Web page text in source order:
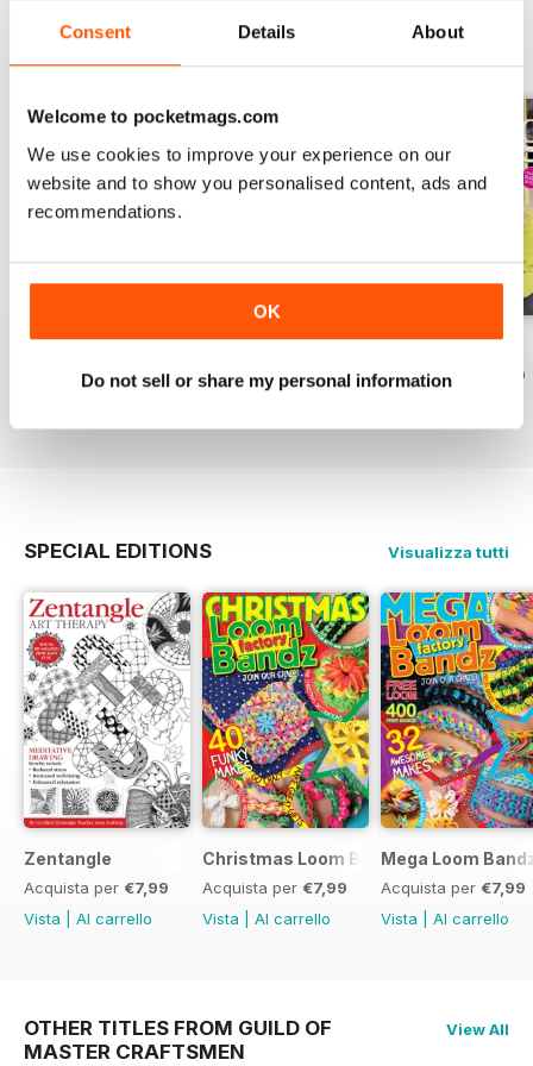
Consent Details About
Welcome to pocketmags.com
We use cookies to improve your experience on our
website and to show you personalised content, ads and
recommendations.
OK
Do not sell or share my personal information
Issue 270
Acquista per€7,99
Issue 269
Acquista per€7,99
Issue 268
Acquista per
€7,99
SPECIAL EDITIONS Visualizza tutti
Zentangle
Acquista per €7,99
Vista
Al carrello
Christmas Loom Bandz Factory
Acquista per €7,99
Vista
Al carrello
Mega Loom
Acquista per €7,99
Vista
Al carrello
OTHER TITLES FROM GUILD OF
MASTER CRAFTSMEN
View All